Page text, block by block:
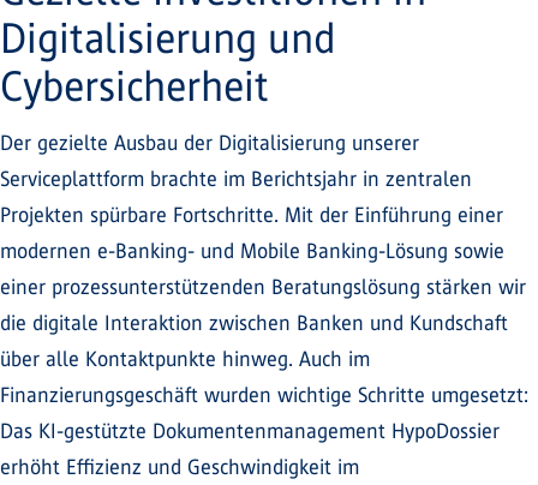
Digitalisierung und
Cybersicherheit
Der gezielte Ausbau der Digitalisierung unserer
Serviceplattform brachte im Berichtsjahr in zentralen
Projekten spürbare Fortschritte. Mit der Einführung einer
modernen e-Banking- und Mobile Banking-Lösung sowie
einer prozessunterstützenden Beratungslösung stärken wir
die digitale Interaktion zwischen Banken und Kundschaft
über alle Kontaktpunkte hinweg. Auch im
Finanzierungsgeschäft wurden wichtige Schritte umgesetzt:
Das KI-gestützte Dokumentenmanagement HypoDossier
erhöht Effizienz und Geschwindigkeit im